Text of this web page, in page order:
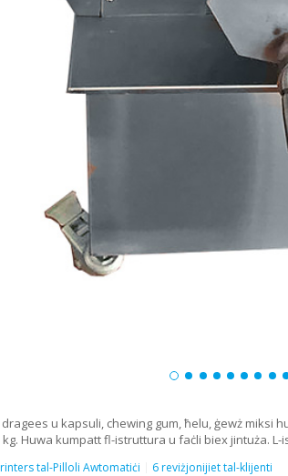
u kapsuli, chewing gum, ħelu, ġewż
Huwa kumpatt fl-istruttura u faċli biex jintuża. L-
tal-Pilloli Awtomatiċi 6 reviżjonijiet tal-klijenti